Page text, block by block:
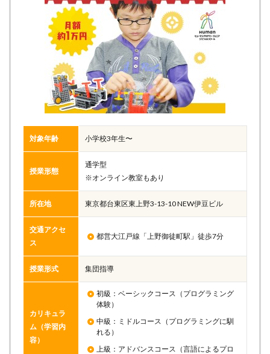
対象年齢 小学校3年生〜
授業形態
通学型
※オンライン教室もあり
所在地 東京都台東区東上野3-13-10 NEW伊豆ビル
交通アクセ
ス
都営大江戸線「上野御徒町駅」徒歩7分
授業形式 集団指導
カリキュラ
ム（学習内
容）
初級：ベーシックコース（プログラミング
体験）
中級：ミドルコース（プログラミングに馴
れる）
上級：アドバンスコース（言語によるプロ